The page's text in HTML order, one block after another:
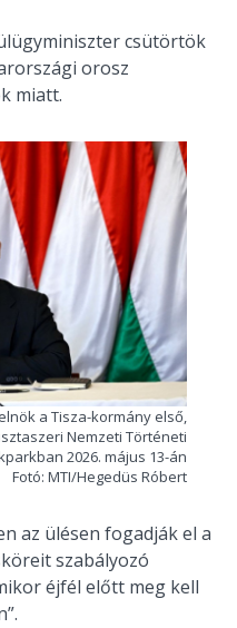
csütörtök
orosz
miatt.
a Tisza-kormány első,
Nemzeti Történeti
2026. május 13-án
Fotó: MTI/Hegedüs Róbert
az ülésen fogadják el a
szabályozó
éjfél előtt meg kell